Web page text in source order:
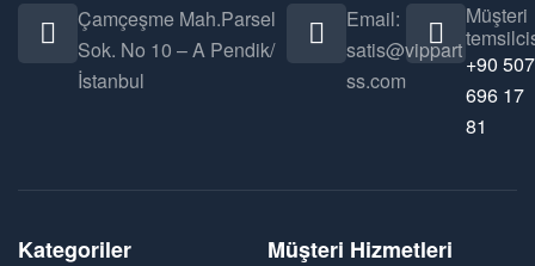
Çamçeşme Mah.Parsel
Sok. No 10 – A Pendik/
İstanbul
Email:
satis@vippart
ss.com
Müşteri
+90 507
696 17
81
Kategoriler Müşteri Hizmetleri